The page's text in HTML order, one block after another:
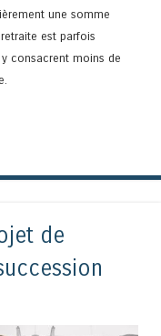
une somme
est parfois
consacrent moins de
de